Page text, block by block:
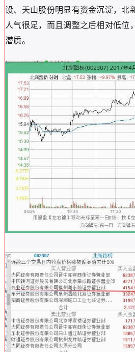
设、天山股份明显有资金沉淀，北
人气很足，而且调整之后相对低位
潜质。